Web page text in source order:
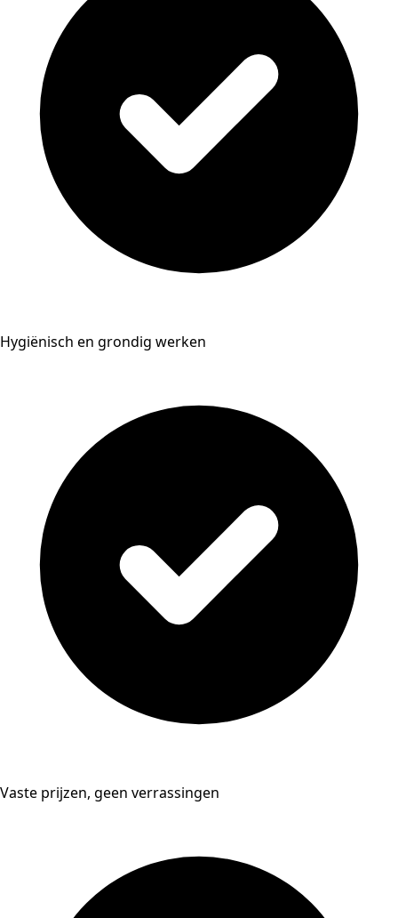
Hygiënisch en grondig werken
Vaste prijzen, geen verrassingen